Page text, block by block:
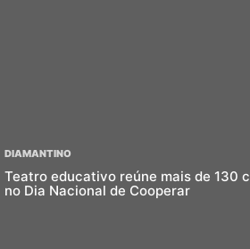
DIAMANTINO
Teatro educativo reúne mais de 130
no Dia Nacional de Cooperar